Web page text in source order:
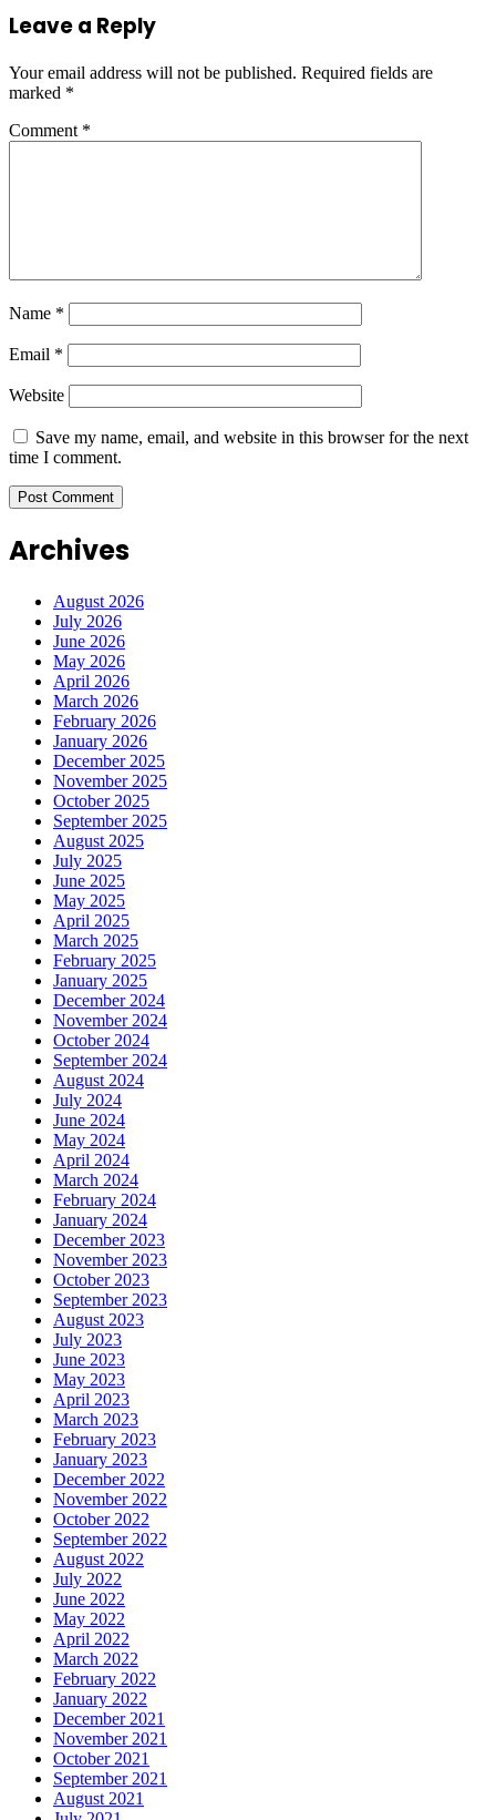
Leave a Reply
Your email address will not be published. Required fields are
marked *
Comment *
Name *
Email *
Website
Save my name, email, and website in this browser for the next
time I comment.
Archives
August 2026
July 2026
June 2026
May 2026
April 2026
March 2026
February 2026
January 2026
December 2025
November 2025
October 2025
September 2025
August 2025
July 2025
June 2025
May 2025
April 2025
March 2025
February 2025
January 2025
December 2024
November 2024
October 2024
September 2024
August 2024
July 2024
June 2024
May 2024
April 2024
March 2024
February 2024
January 2024
December 2023
November 2023
October 2023
September 2023
August 2023
July 2023
June 2023
May 2023
April 2023
March 2023
February 2023
January 2023
December 2022
November 2022
October 2022
September 2022
August 2022
July 2022
June 2022
May 2022
April 2022
March 2022
February 2022
January 2022
December 2021
November 2021
October 2021
September 2021
August 2021